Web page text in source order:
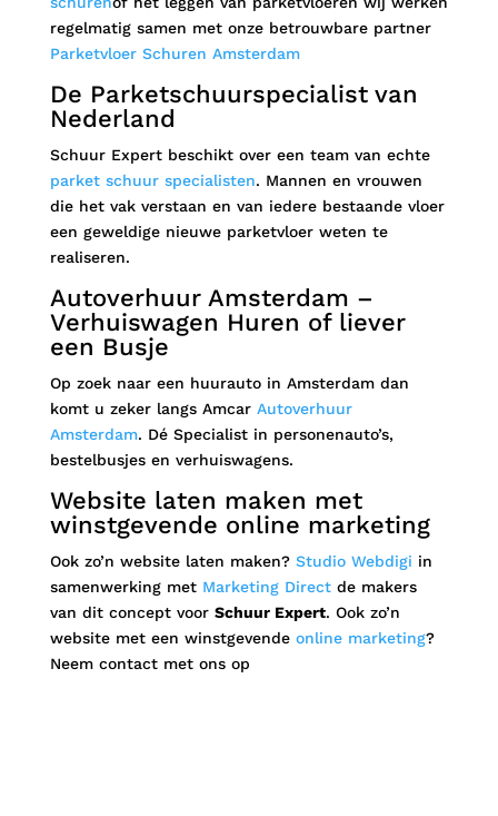
regelmatig samen met onze betrouwbare partner
Parketvloer Schuren Amsterdam
De Parketschuurspecialist van
Nederland
Schuur Expert beschikt over een team van echte
parket schuur specialisten. Mannen en vrouwen
die het vak verstaan en van iedere bestaande vloer
een geweldige nieuwe parketvloer weten te
realiseren.
Autoverhuur Amsterdam –
Verhuiswagen Huren of liever
een Busje
Op zoek naar een huurauto in Amsterdam dan
komt u zeker langs Amcar Autoverhuur
Amsterdam. Dé Specialist in personenauto’s,
bestelbusjes en verhuiswagens.
Website laten maken met
winstgevende online marketing
Ook zo’n website laten maken? Studio Webdigi in
samenwerking met Marketing Directde makers
van dit concept voor Schuur Expert. Ook zo’n
website met een winstgevende online marketing?
Neem contact met ons op